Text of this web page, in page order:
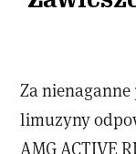
Za
limuzyny
AMG ACTIVE